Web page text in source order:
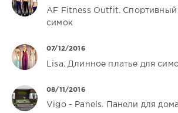
AF Fitness Outfit. Спортивный
симок
07/12/2016
Lisa. Длинное платье для
08/11/2016
Vigo - Panels. Панели для дома